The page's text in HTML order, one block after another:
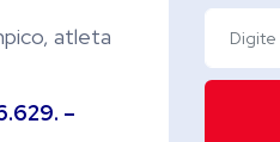
atleta
–